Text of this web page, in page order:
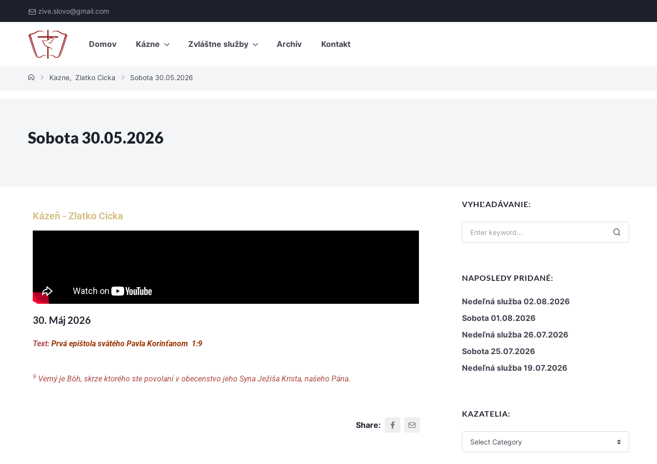
zive.slovo@gmail.com
Domov Kázne Zvláštne služby Archív Kontakt
Kazne, Zlatko Cicka Sobota 30.05.2026
Sobota 30.05.2026
Kázeň - Zlatko Cicka
30. Máj 2026
Text: Prvá epištola svätého Pavla Korinťanom 1:9
9 Vernýje Bôh, skrze ktorého ste povolaní v obecenstvo jeho Syna Ježiša Krista, našeho Pána.
Share:
VYHĽADÁVANIE:
NAPOSLEDY PRIDANÉ:
Nedeľná služba 02.08.2026
Sobota 01.08.2026
Nedeľná služba 26.07.2026
Sobota 25.07.2026
Nedeľná služba 19.07.2026
KAZATELIA: